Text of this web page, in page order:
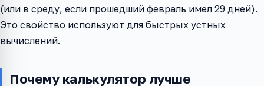
(или в среду, если прошедший февраль имел 29 дней).
Это свойство используют для быстрых устных
вычислений.
Почему калькулятор лучше